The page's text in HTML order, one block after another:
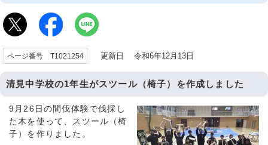
ページ番号 T1021254 更新日 令和6年12月13日
清見中学校の1年生がスツール（椅子）を作成しました
9月26日の間伐体験で伐採し
た木を使って、スツール（椅
子）を作りました。